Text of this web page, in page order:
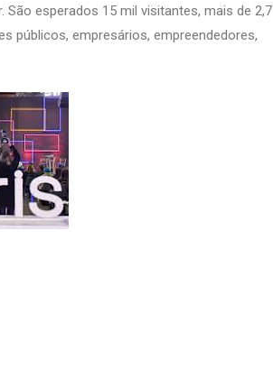
esperados 15 mil visitantes, mais de 2,7
públicos, empresários, empreendedores,